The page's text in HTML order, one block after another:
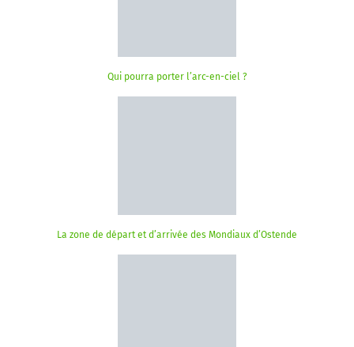
Qui pourra porter l’arc-en-ciel ?
La zone de départ et d’arrivée des Mondiaux d’Ostende